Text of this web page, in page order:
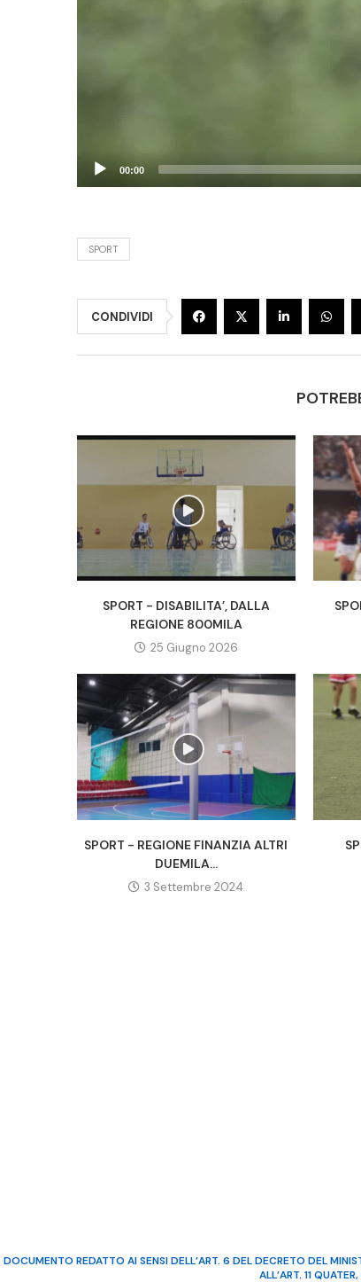
00:00
SPORT
CONDIVIDI
SPORT - DISABILITA’, DALLA
REGIONE 800MILA
25 Giugno 2026
SPORT - REGIONE FINANZIA ALTRI
DUEMILA...
3 Settembre 2024
DOCUMENTO REDATTO AI SENSI DELL’ART. 6 DEL DECRETO DEL
ALL’ART. 11